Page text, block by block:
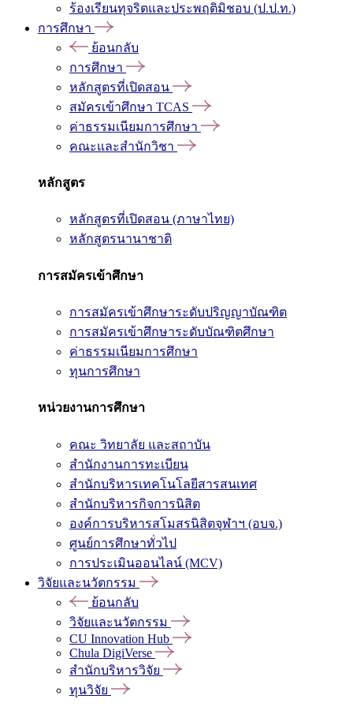
ร้องเรียนทุจริตและประพฤติมิชอบ (ป.ป.ท.)
การศึกษา
ย้อนกลับ
การศึกษา
หลักสูตรที่เปิดสอน
สมัครเข้าศึกษา TCAS
ค่าธรรมเนียมการศึกษา
คณะและสำนักวิชา
หลักสูตร
หลักสูตรที่เปิดสอน (ภาษาไทย)
หลักสูตรนานาชาติ
การสมัครเข้าศึกษา
การสมัครเข้าศึกษาระดับปริญญาบัณฑิต
การสมัครเข้าศึกษาระดับบัณฑิตศึกษา
ค่าธรรมเนียมการศึกษา
ทุนการศึกษา
หน่วยงานการศึกษา
คณะ วิทยาลัย และสถาบัน
สำนักงานการทะเบียน
สำนักบริหารเทคโนโลยีสารสนเทศ
สำนักบริหารกิจการนิสิต
องค์การบริหารสโมสรนิสิตจุฬาฯ (อบจ.)
ศูนย์การศึกษาทั่วไป
การประเมินออนไลน์ (MCV)
วิจัยและนวัตกรรม
ย้อนกลับ
วิจัยและนวัตกรรม
CU Innovation Hub
Chula DigiVerse
สำนักบริหารวิจัย
ทุนวิจัย